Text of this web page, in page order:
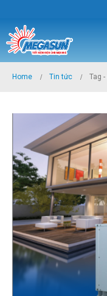
Home Tin tức Tag -